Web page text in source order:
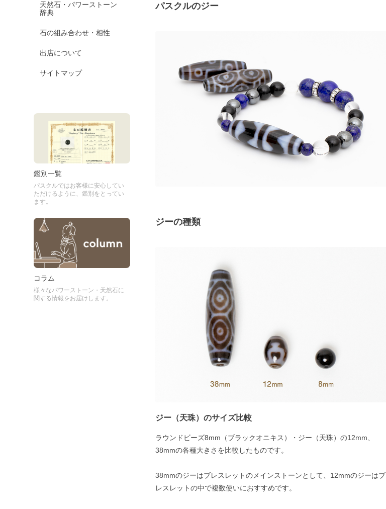
天然石・パワーストーン
辞典
石の組み合わせ・相性
出店について
サイトマップ
鑑別一覧
パスクルではお客様に安心してい
ただけるように、鑑別をとってい
ます。
コラム
様々なパワーストーン・天然石に
関する情報をお届けします。
パスクルのジー
ジーの種類
ジー（天珠）のサイズ比較
ラウンドビーズ8mm（ブラックオニキス）・ジー（天珠）の12mm、
38mmの各種大きさを比較したものです。
38mmのジーはブレスレットのメインストーンとして、12mmのジーはブ
レスレットの中で複数使いにおすすめです。